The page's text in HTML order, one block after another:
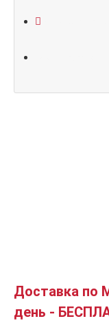
Доставка по
день -